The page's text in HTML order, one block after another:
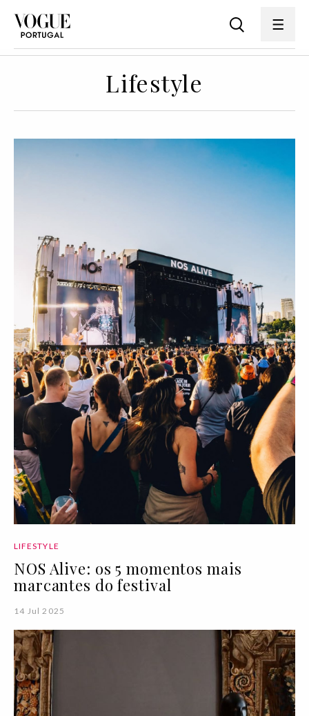
Lifestyle
LIFESTYLE
NOS Alive: os 5 momentos mais
marcantes do festival
14 Jul 2025